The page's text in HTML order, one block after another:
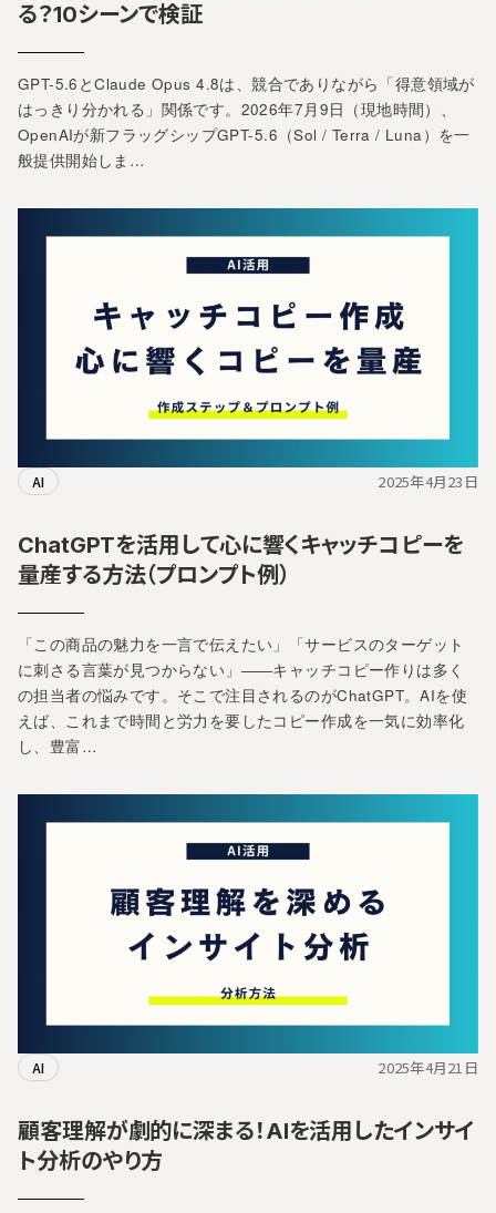
る？10シーンで検証
GPT-5.6とClaude Opus 4.8は、競合でありながら「得意領域が
はっきり分かれる」関係です。2026年7月9日（現地時間）、
OpenAIが新フラッグシップGPT-5.6（Sol / Terra / Luna）を一
般提供開始しま…
AI 2025年4月23日
ChatGPTを活用して心に響くキャッチコピーを
量産する方法（プロンプト例）
「この商品の魅力を一言で伝えたい」「サービスのターゲット
に刺さる言葉が見つからない」――キャッチコピー作りは多く
の担当者の悩みです。そこで注目されるのがChatGPT。AIを使
えば、これまで時間と労力を要したコピー作成を一気に効率化
し、豊富…
AI 2025年4月21日
顧客理解が劇的に深まる！AIを活用したインサイ
ト分析のやり方